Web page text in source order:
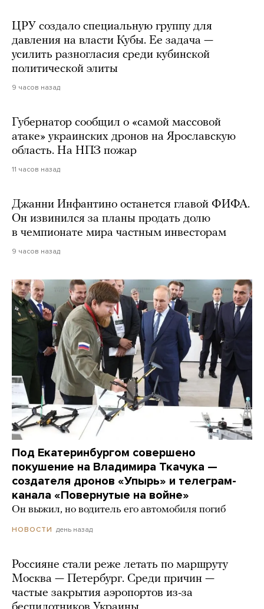
ЦРУ создало специальную группу для
давления на власти Кубы. Ее задача —
усилить разногласия среди кубинской
политической элиты
9 часов назад
Губернатор сообщил о «самой массовой
атаке» украинских дронов на Ярославскую
область. На НПЗ пожар
11 часов назад
Джанни Инфантино останется главой ФИФА.
Он извинился за планы продать долю
в чемпионате мира частным инвесторам
9 часов назад
Под Екатеринбургом совершено
покушение на Владимира Ткачука —
создателя дронов «Упырь» и телеграм-
канала «Повернутые на войне»
Он выжил, но водитель его автомобиля погиб
НОВОСТИ день назад
Россияне стали реже летать по маршруту
Москва — Петербург. Среди причин —
частые закрытия аэропортов из-за